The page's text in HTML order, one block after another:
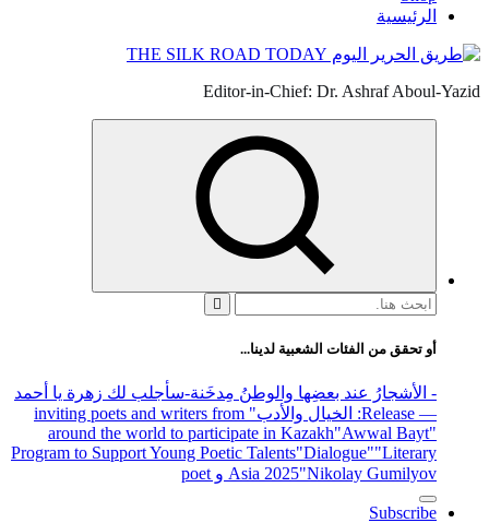
الرئيسية
Editor-in-Chief: Dr. Ashraf Aboul-Yazid
البحث
أو تحقق من الفئات الشعبية لدينا...
- الأشجارُ عند بعضِها والوطنُ مِدخَنة-سأجلب لك زهرة يا أحمد
— Release
: الخيال والأدب
" inviting poets and writers from
around the world to participate in Kazakh"Awwal Bayt"
Program to Support Young Poetic Talents"Dialogue""Literary
Asia 2025"Nikolay Gumilyov و poet
Subscribe